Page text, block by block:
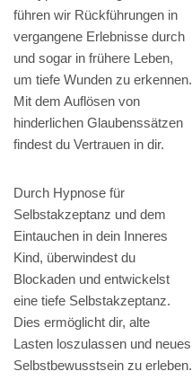
führen wir Rückführungen in
vergangene Erlebnisse durch
und sogar in frühere Leben,
um tiefe Wunden zu erkennen.
Mit dem Auflösen von
hinderlichen Glaubenssätzen
findest du Vertrauen in dir.
Durch Hypnose für
Selbstakzeptanz und dem
Eintauchen in dein Inneres
Kind, überwindest du
Blockaden und entwickelst
eine tiefe Selbstakzeptanz.
Dies ermöglicht dir, alte
Lasten loszulassen und neues
Selbstbewusstsein zu erleben.